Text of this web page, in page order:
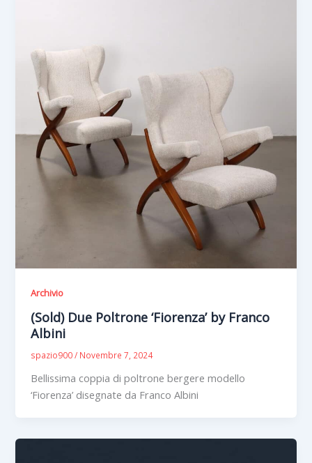
Archivio
(Sold) Due Poltrone ‘Fiorenza’ by Franco
Albini
spazio900/ Novembre 7, 2024
Bellissima coppia di poltrone bergere modello
‘Fiorenza’ disegnate da Franco Albini